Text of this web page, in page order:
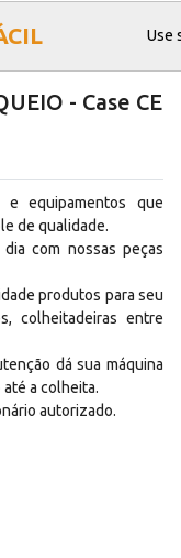
Use
- Case CE
e equipamentos que
de qualidade.
com nossas peças
produtos para seu
colheitadeiras entre
dá sua máquina
a colheita.
autorizado.